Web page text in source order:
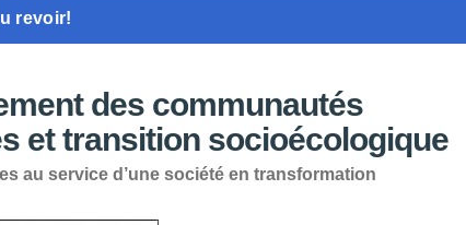
revoir!
des communautés
et transition socioécologique
au service d’une société en transformation